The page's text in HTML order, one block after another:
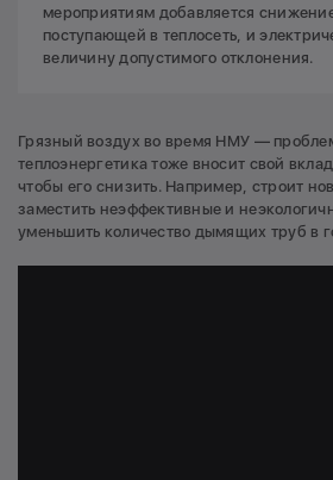
мероприятиям добавляется
поступающей в теплосеть, и
величину допустимого отклонения.
Грязный воздух во время НМУ —
теплоэнергетика тоже вносит свой
чтобы его снизить. Например, строит
заместить неэффективные и
уменьшить количество дымящих труб в